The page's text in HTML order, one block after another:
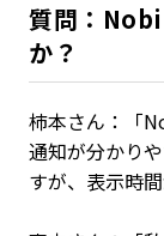
質問：
か？
柿本さん：「
通知が分かり
すが、表示時